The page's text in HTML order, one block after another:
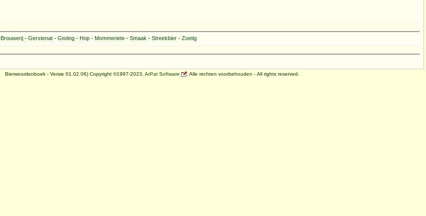
Brouwerij - Gerstenat - Gisting - Hop - Mommeriete - Smaak - Streekbier - Zoetig
Bierwoordenboek - Versie 01.02.06) Copyright ©1997-2023, ArPat Software . Alle rechten voorbehouden - All rights reserved.